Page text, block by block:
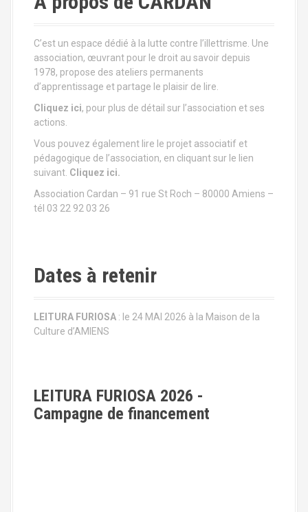
C’est un espace dédié à la lutte contre l’illettrisme. Une
association, œuvrant pour le droit au savoir depuis
1978, propose des ateliers permanents
d’apprentissage et partage le plaisir de lire.
Cliquez ici, pour plus de détail sur l’association et ses
actions.
Vous pouvez également lire le projet associatif et
pédagogique de l’association, en cliquant sur le lien
suivant. Cliquez ici.
Association Cardan – 91 rue St Roch – 80000 Amiens –
tél 03 22 92 03 26
Dates à retenir
LEITURA FURIOSA : le 24 MAI 2026 à la Maison de la
Culture d’AMIENS
LEITURA FURIOSA 2026 -
Campagne de financement